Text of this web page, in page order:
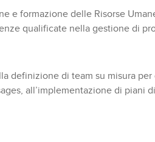
e formazione delle Risorse
qualificate nella gestione di
definizione di team su misura
all’implementazione di piani